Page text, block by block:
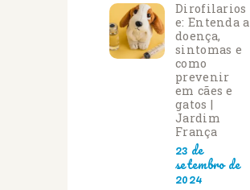
Dirofilarios
e: Entenda a
doença,
sintomas e
como
prevenir
em cães e
gatos |
Jardim
França
23 de
setembro de
2024